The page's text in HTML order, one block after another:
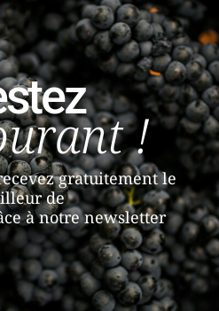
!
gratuitement le
de
à notre newsletter